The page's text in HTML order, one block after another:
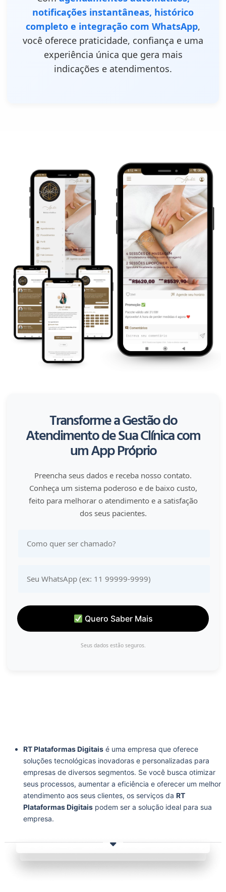
notificações instantâneas, histórico
completo e integração com WhatsApp,
você oferece praticidade, confiança e uma
experiência única que gera mais
indicações e atendimentos.
Transforme a Gestão do
Atendimento de Sua Clínica com
um App Próprio
Preencha seus dados e receba nosso contato.
Conheça um sistema poderoso e de baixo custo,
feito para melhorar o atendimento e a satisfação
dos seus pacientes.
Quero Saber Mais
Seus dados estão seguros.
RT Plataformas Digitais é uma empresa que oferece
soluções tecnológicas inovadoras e personalizadas para
empresas de diversos segmentos. Se você busca otimizar
seus processos, aumentar a eficiência e oferecer um melhor
atendimento aos seus clientes, os serviços da RT
Plataformas Digitais podem ser a solução ideal para sua
empresa.